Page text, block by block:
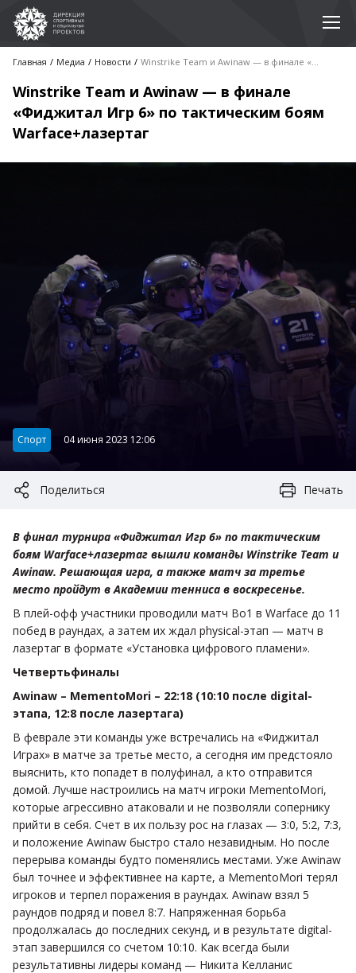
Главная Медиа Новости Winstrike Team и Awinaw — в финале «Фиджитал Игр 6» по тактическим боям Warface+лазертаг
Winstrike Team и Awinaw — в финале
«Фиджитал Игр 6» по тактическим боям
Warface+лазертаг
Категория:
Спорт 04 июня 2023 12:06
Поделиться Печать
В финал турнира «Фиджитал Игр 6» по тактическим
боям Warface+лазертаг вышли команды Winstrike Team и
Awinaw. Решающая игра, а также матч за третье
место пройдут в Академии тенниса в воскресенье.
В плей-офф участники проводили матч Bo1 в Warface до 11
побед в раундах, а затем их ждал physical-этап — матч в
лазертаг в формате «Установка цифрового пламени».
Четвертьфиналы
Awinaw – MementoMori – 22:18 (10:10 после digital-
этапа, 12:8 после лазертага)
В феврале эти команды уже встречались на «Фиджитал
Играх» в матче за третье место, а сегодня им предстояло
выяснить, кто попадет в полуфинал, а кто отправится
домой. Лучше настроились на матч игроки MementoMori,
которые агрессивно атаковали и не позволяли сопернику
прийти в себя. Счет в их пользу рос на глазах — 3:0, 5:2, 7:3,
и положение Awinaw быстро стало незавидным. Но после
перерыва команды будто поменялись местами. Уже Awinaw
был точнее и эффективнее на карте, а MementoMori терял
игроков и терпел поражения в раундах. Awinaw взял 5
раундов подряд и повел 8:7. Напряженная борьба
продолжалась до последних секунд, и в результате digital-
этап завершился со счетом 10:10. Как всегда были
результативны лидеры команд — Никита Келланис